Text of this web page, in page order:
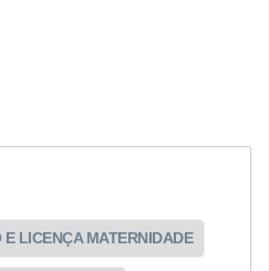
E LICENÇA MATERNIDADE